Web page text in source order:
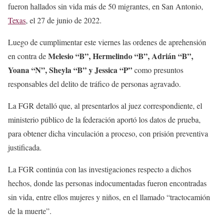
fueron hallados sin vida más de 50 migrantes, en San Antonio,
Texas, el 27 de junio de 2022.
Luego de cumplimentar este viernes las ordenes de aprehensión
en contra deMelesio “B”, Hermelindo “B”, Adrián “B”,
Yoana “N”, Sheyla “B” y Jessica “P”como presuntos
responsables del delito de tráfico de personas agravado.
La FGR detalló que, al presentarlos al juez correspondiente, el
ministerio público de la federación aportó los datos de prueba,
para obtener dicha vinculación a proceso, con prisión preventiva
justificada.
La FGR continúa con las investigaciones respecto a dichos
hechos, donde las personas indocumentadas fueron encontradas
sin vida, entre ellos mujeres y niños, en el llamado “tractocamión
de la muerte”.